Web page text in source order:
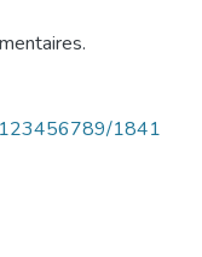
123456789/1841